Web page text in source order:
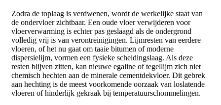
Zodra de toplaag is verdwenen, wordt de werkelijke staat van
de ondervloer zichtbaar. Een oude vloer verwijderen voor
vloerverwarming is echter pas geslaagd als de ondergrond
volledig vrij is van verontreinigingen. Lijmresten van eerdere
vloeren, of het nu gaat om taaie bitumen of moderne
dispersielijm, vormen een fysieke scheidingslaag. Als deze
resten blijven zitten, kan nieuwe egaline of tegellijm zich niet
chemisch hechten aan de minerale cementdekvloer. Dit gebrek
aan hechting is de meest voorkomende oorzaak van loslatende
vloeren of hinderlijk gekraak bij temperatuurschommelingen.